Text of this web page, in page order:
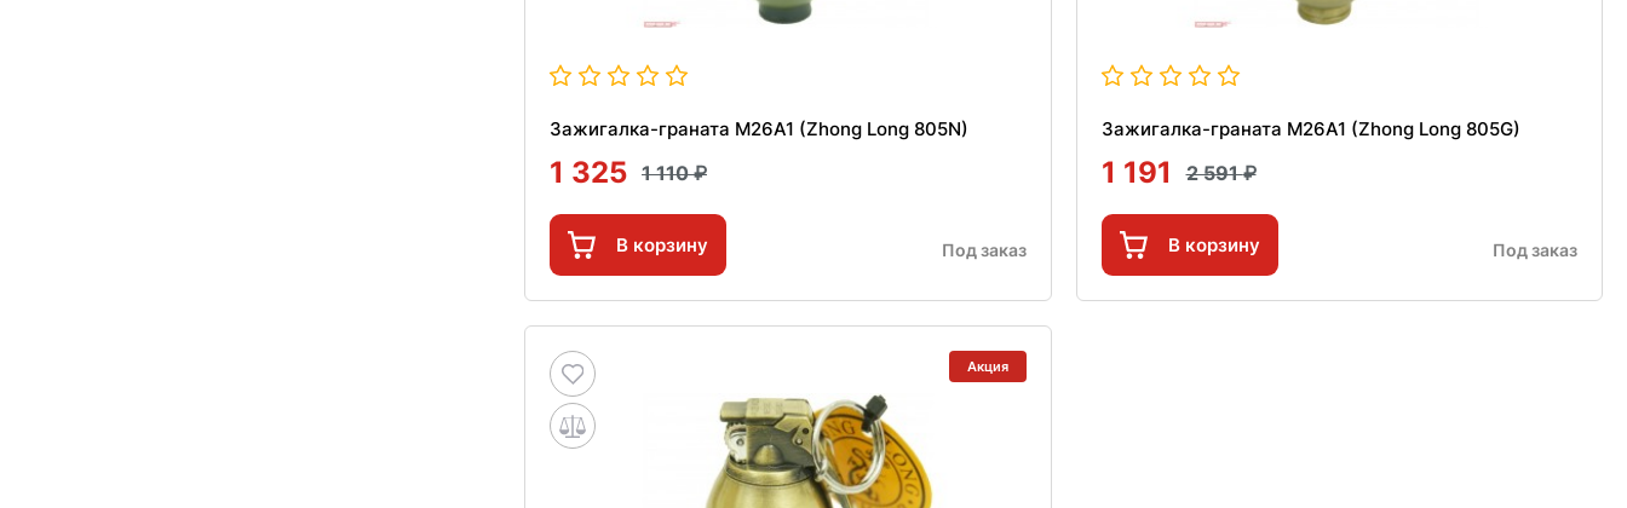
Зажигалка-граната M26A1 (Zhong Long 805N)
1 325 1 110
В корзину Под заказ
Зажигалка-граната M26A1 (Zhong Long 805G)
1 191 2 591
В корзину Под заказ
Акция